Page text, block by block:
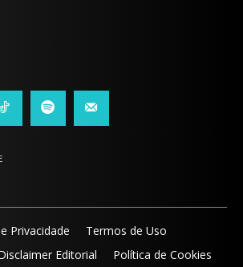
Privacidade
Termos de Uso
Editorial
Política de Cookies